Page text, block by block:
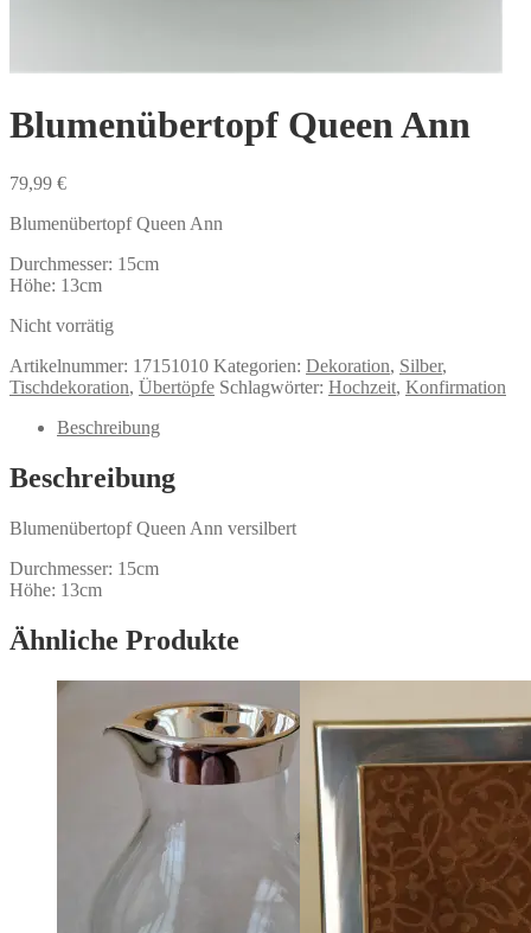
Blumenübertopf Queen Ann
79,99 €
Blumenübertopf Queen Ann
Durchmesser: 15cm
Höhe: 13cm
Nicht vorrätig
Artikelnummer: 17151010 Kategorien: Dekoration, Silber,
Tischdekoration, Übertöpfe Schlagwörter: Hochzeit, Konfirmation
Beschreibung
Beschreibung
Blumenübertopf Queen Ann versilbert
Durchmesser: 15cm
Höhe: 13cm
Ähnliche Produkte